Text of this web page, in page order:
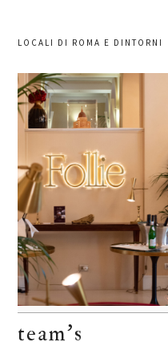
LOCALI DI ROMA E DINTORNI
team’s